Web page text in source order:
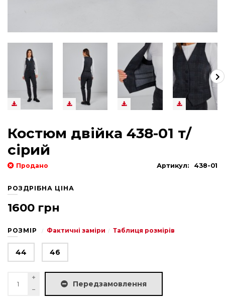
Костюм двійка 438-01 т/
сірий
Продано Артикул: 438-01
РОЗДРІБНА ЦІНА
1600 грн
РОЗМІР Фактичні заміри Таблиця розмірів
44 46
Передзамовлення